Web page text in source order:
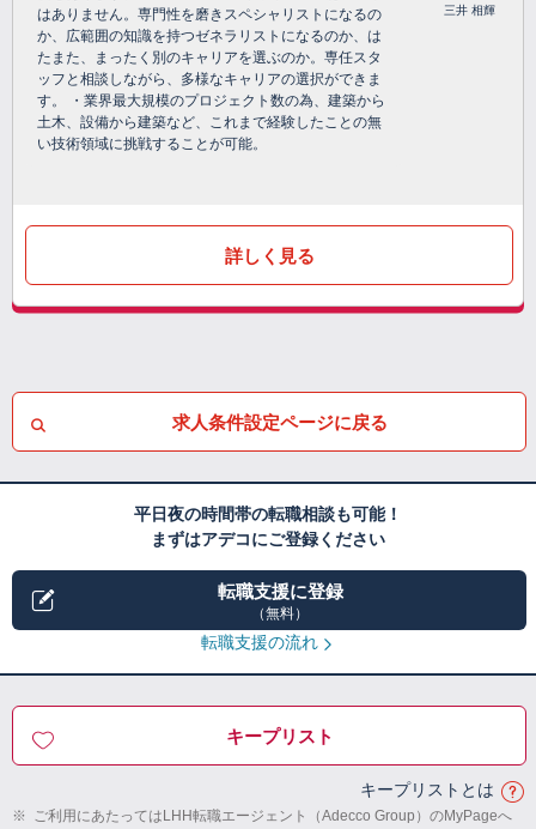
はありません。専門性を磨きスペシャリストになるの
か、広範囲の知識を持つゼネラリストになるのか、は
たまた、まったく別のキャリアを選ぶのか。専任スタ
ッフと相談しながら、多様なキャリアの選択ができま
す。 ・業界最大規模のプロジェクト数の為、建築から
土木、設備から建築など、これまで経験したことの無
い技術領域に挑戦することが可能。
三井 相輝
詳しく見る
求人条件設定ページに戻る
平日夜の時間帯の転職相談も可能！
まずはアデコにご登録ください
転職支援に登録
（無料）
転職支援の流れ
キープリスト
キープリストとは
※ ご利用にあたってはLHH転職エージェント（Adecco Group）のMyPageへ